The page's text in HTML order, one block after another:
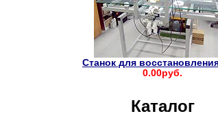
Станок для
0.00руб.
Каталог